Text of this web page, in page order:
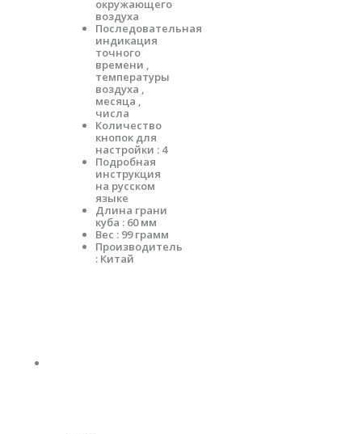
окружающего
воздуха
Последовательная
индикация
точного
времени ,
температуры
воздуха ,
месяца ,
числа
Количество
кнопок для
настройки : 4
Подробная
инструкция
на русском
языке
Длина грани
куба : 60 мм
Вес : 99 грамм
Производитель
: Китай